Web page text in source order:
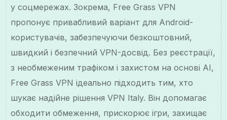
у соцмережах. Зокрема, Free Grass VPN
пропонує привабливий варіант для Android-
користувачів, забезпечуючи безкоштовний,
швидкий і безпечний VPN-досвід. Без реєстрації,
з необмеженим трафіком і захистом на основі AI,
Free Grass VPN ідеально підходить тим, хто
шукає надійне рішення VPN Italy. Він допомагає
обходити обмеження, прискорює ігри, захищає